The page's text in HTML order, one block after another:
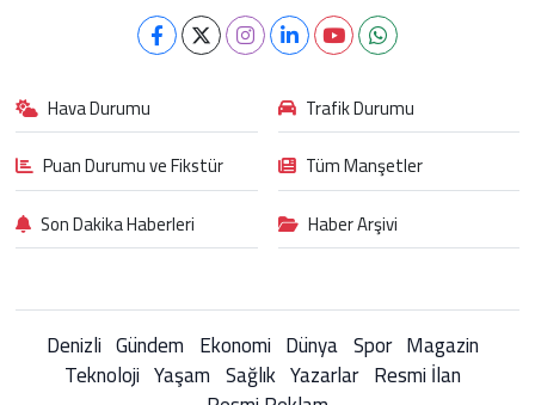
Hava Durumu
Trafik Durumu
Puan Durumu ve Fikstür
Tüm Manşetler
Son Dakika Haberleri
Haber Arşivi
Denizli Gündem Ekonomi Dünya Spor Magazin
Teknoloji Yaşam Sağlık Yazarlar Resmi İlan